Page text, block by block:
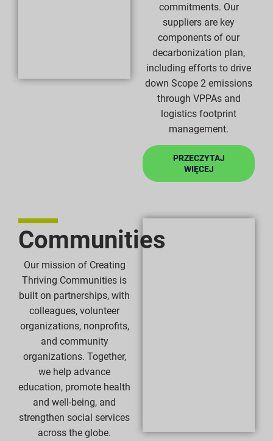
commitments. Our
suppliers are key
components of our
decarbonization plan,
including efforts to drive
down Scope 2 emissions
through VPPAs and
logistics footprint
management.
PRZECZYTAJ
WIĘCEJ
Communities
Our mission of Creating
Thriving Communities is
built on partnerships, with
colleagues, volunteer
organizations, nonprofits,
and community
organizations. Together,
we help advance
education, promote health
and well-being, and
strengthen social services
across the globe.